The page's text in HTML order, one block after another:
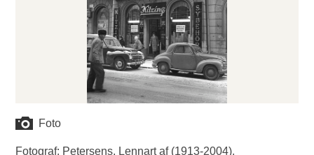
Foto
Fotograf: Petersens, Lennart af (1913-2004).